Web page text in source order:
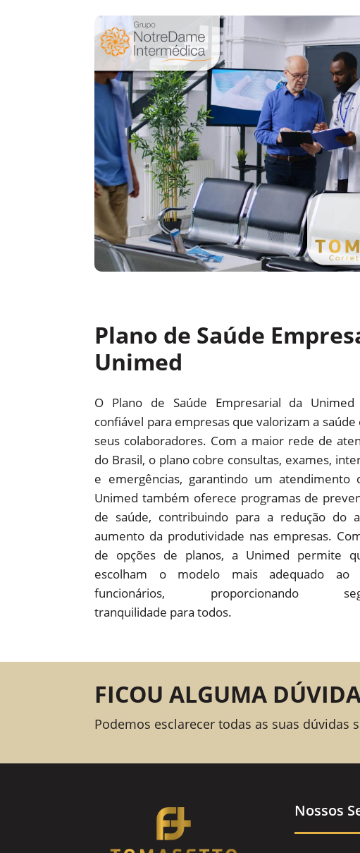
Plano de Saúde
Unimed
O Plano de Saúde Empresarial da
confiável para empresas que valorizam a
seus colaboradores. Com a maior rede de
do Brasil, o plano cobre consultas, exames,
e emergências, garantindo um atendimento
Unimed também oferece programas de
de saúde, contribuindo para a redução do
aumento da produtividade nas empresas.
de opções de planos, a Unimed permite
escolham o modelo mais adequado
funcionários, proporcionando
tranquilidade para todos.
FICOU ALGUMA
Podemos esclarecer todas as suas dúvidas
Nossos